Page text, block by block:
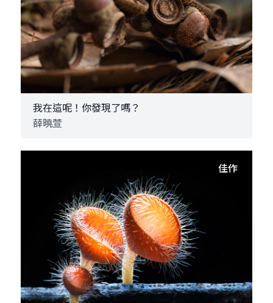
我在這呢！你發現了嗎？
薛曉萱
佳作